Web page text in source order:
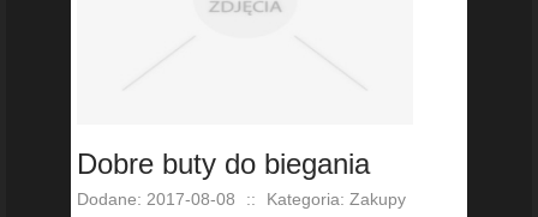
Dobre buty do biegania
Dodane: 2017-08-08 ::
Kategoria: Zakupy